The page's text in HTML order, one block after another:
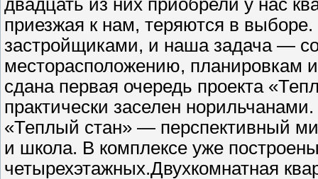
двадцать из них приобрели у нас
приезжая к нам, теряются в
застройщиками, и наша задача —
месторасположению, планировкам
сдана первая очередь проекта
практически заселен
«Теплый стан» — перспективный
и школа. В комплексе уже
четырехэтажных.Двухкомнатная